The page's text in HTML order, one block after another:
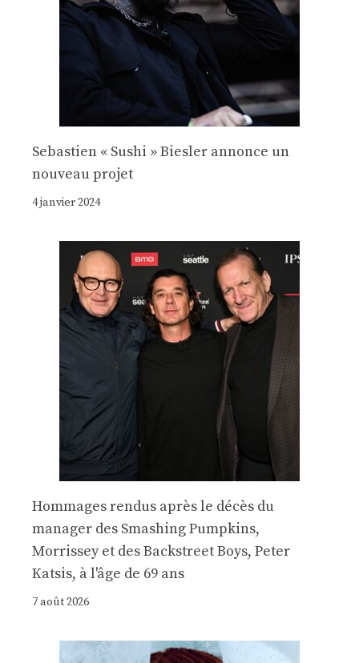
Sebastien « Sushi » Biesler annonce un
nouveau projet
4 janvier 2024
Hommages rendus après le décès du
manager des Smashing Pumpkins,
Morrissey et des Backstreet Boys, Peter
Katsis, à l'âge de 69 ans
7 août 2026